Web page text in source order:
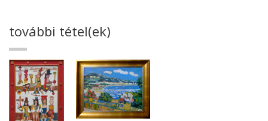
további tétel(ek)